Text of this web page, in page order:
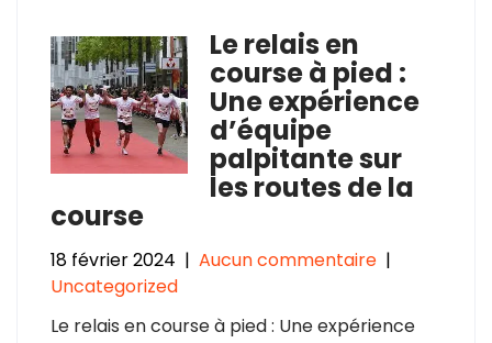
Le relais en
course à pied :
Une expérience
d’équipe
palpitante sur
les routes de la
course
18 février 2024 | Aucun commentaire |
Uncategorized
Le relais en course à pied : Une expérience